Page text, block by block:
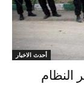
أحدث الاخبار
النظام